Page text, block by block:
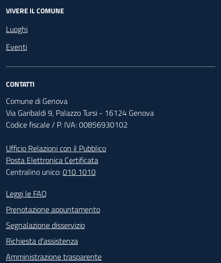
VIVERE IL COMUNE
Luoghi
Eventi
CONTATTI
Comune di Genova
Via Garibaldi 9, Palazzo Tursi - 16124 Genova
Codice fiscale / P. IVA: 00856930102
Ufficio Relazioni con il Pubblico
Posta Elettronica Certificata
Centralino unico:010 1010
Footer - Contatti
Leggi le FAQ
Prenotazione appuntamento
Segnalazione disservizio
Richiesta d'assistenza
Amministrazione trasparente